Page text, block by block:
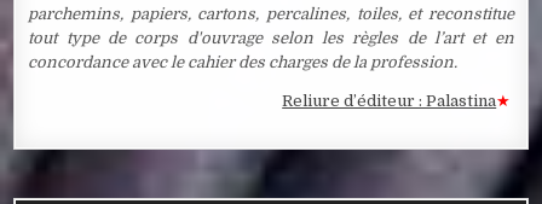
parchemins, papiers, cartons, percalines, toiles, et reconstitue
tout type de corps d'ouvrage selon les règles de l’art et en
concordance avec le cahier des charges de la profession.
Reliure d’éditeur : Palastina★